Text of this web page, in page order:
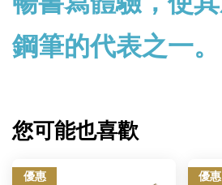
鋼筆的代表之一。
您可能也喜歡
優惠 優惠